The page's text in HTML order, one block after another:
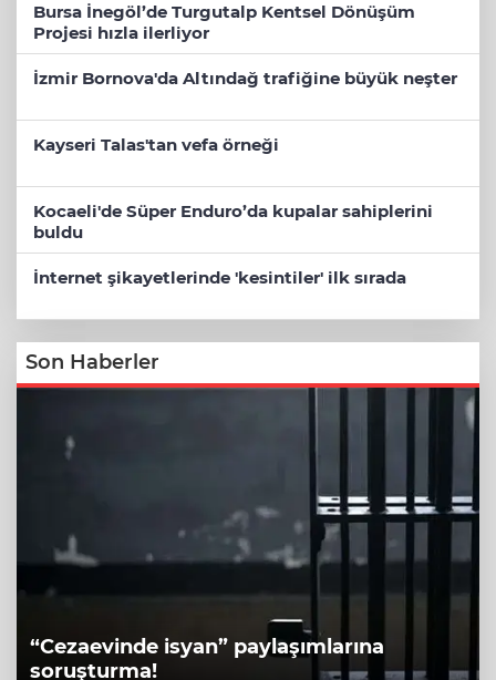
Bursa İnegöl’de Turgutalp Kentsel Dönüşüm
Projesi hızla ilerliyor
İzmir Bornova'da Altındağ trafiğine büyük neşter
Kayseri Talas'tan vefa örneği
Kocaeli'de Süper Enduro’da kupalar sahiplerini
buldu
İnternet şikayetlerinde 'kesintiler' ilk sırada
Son Haberler
“Cezaevinde isyan” paylaşımlarına
soruşturma!